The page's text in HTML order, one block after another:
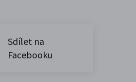
Sdílet na
Facebooku